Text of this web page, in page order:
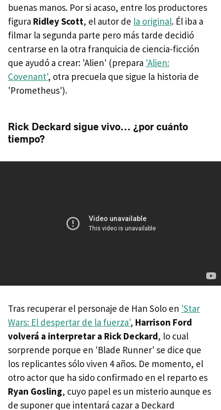
buenas manos. Por si acaso, entre los productores
figura Ridley Scott, el autor de la original. Él iba a
filmar la segunda parte pero más tarde decidió
centrarse en la otra franquicia de ciencia-ficción
que ayudó a crear: 'Alien' (prepara 'Alien:
Covenant', otra precuela que sigue la historia de
'Prometheus').
Rick Deckard sigue vivo... ¿por cuánto
tiempo?
Tras recuperar el personaje de Han Solo en 'Star
Wars: El despertar de la fuerza', Harrison Ford
volverá a interpretar a Rick Deckard, lo cual
sorprende porque en 'Blade Runner' se dice que
los replicantes sólo viven 4 años. De momento, el
otro actor que ha sido confirmado en el reparto es
Ryan Gosling, cuyo papel es un misterio aunque es
de suponer que intentará cazar a Deckard